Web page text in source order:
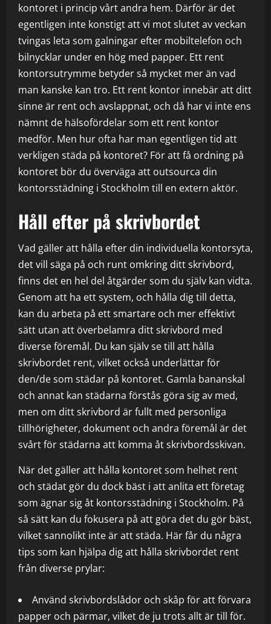
kontoret i princip vårt andra hem. Därför är det
egentligen inte konstigt att vi mot slutet av veckan
tvingas leta som galningar efter mobiltelefon och
bilnycklar under en hög med papper. Ett rent
kontorsutrymme betyder så mycket mer än vad
man kanske kan tro. Ett rent kontor innebär att ditt
sinne är rent och avslappnat, och då har vi inte ens
nämnt de hälsofördelar som ett rent kontor
medför. Men hur ofta har man egentligen tid att
verkligen städa på kontoret? För att få ordning på
kontoret bör du överväga att outsourca din
kontorsstädning i Stockholm till en extern aktör.
Håll efter på skrivbordet
Vad gäller att hålla efter din individuella kontorsyta,
det vill säga på och runt omkring ditt skrivbord,
finns det en hel del åtgärder som du själv kan vidta.
Genom att ha ett system, och hålla dig till detta,
kan du arbeta på ett smartare och mer effektivt
sätt utan att överbelamra ditt skrivbord med
diverse föremål. Du kan själv se till att hålla
skrivbordet rent, vilket också underlättar för
den/de som städar på kontoret. Gamla bananskal
och annat kan städarna förstås göra sig av med,
men om ditt skrivbord är fullt med personliga
tillhörigheter, dokument och andra föremål är det
svårt för städarna att komma åt skrivbordsskivan.
När det gäller att hålla kontoret som helhet rent
och städat gör du dock bäst i att anlita ett företag
som ägnar sig åt kontorsstädning i Stockholm. På
så sätt kan du fokusera på att göra det du gör bäst,
vilket sannolikt inte är att städa. Här får du några
tips som kan hjälpa dig att hålla skrivbordet rent
från diverse prylar:
Använd skrivbordslådor och skåp för att förvara
papper och pärmar, vilket de ju trots allt är till för.